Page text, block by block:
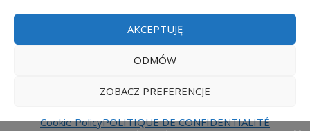
AKCEPTUJĘ
ODMÓW
ZOBACZ PREFERENCJE
Cookie PolicyPOLITIQUE DE CONFIDENTIALITÉ
Privacy policy PL|Privacy policy EN
|Privacy policy DE|Privacy policy FR|Privacy